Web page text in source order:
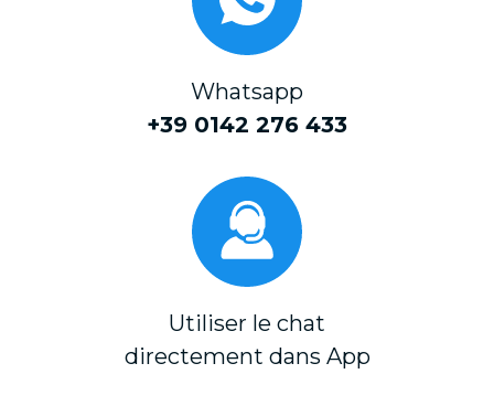
Whatsapp
+39 0142 276 433
Utiliser le chat
directement dans App